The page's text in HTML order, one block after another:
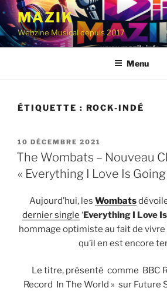
Aller
contenu
principal
MAZIK
Webzine Musical depuis 2017
Menu
ÉTIQUETTE : ROCK-INDÉ
PUBLIÉ
LE
10 DÉCEMBRE 2021
The Wombats – Nouveau
« Everything I Love Is Going
Aujourd’hui, les Wombats
dernier single ‘Everything I Love
hommage optimiste au fait de vivre
qu’il en est encore
Le titre, présenté comme BBC
Record In The World » sur Future